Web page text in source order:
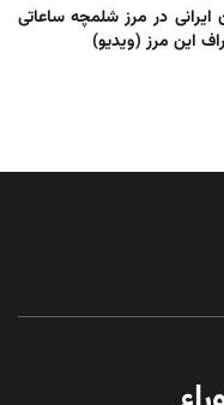
ایرانی در مرز شلمچه ساعاتی
این مرز (ویدیو)